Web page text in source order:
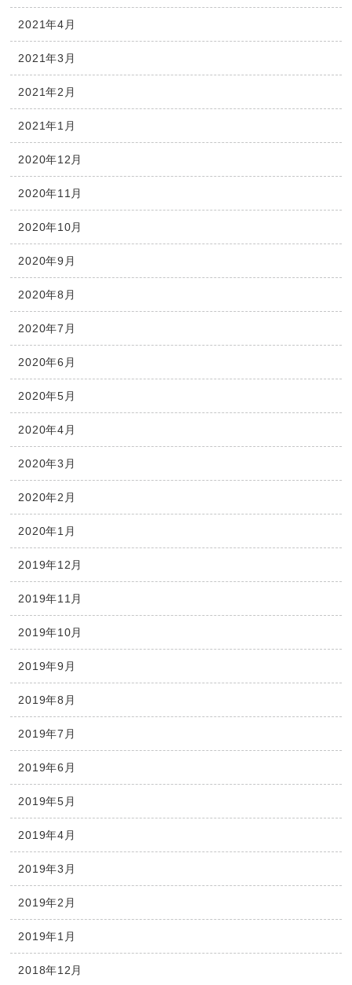
2021年4月
2021年3月
2021年2月
2021年1月
2020年12月
2020年11月
2020年10月
2020年9月
2020年8月
2020年7月
2020年6月
2020年5月
2020年4月
2020年3月
2020年2月
2020年1月
2019年12月
2019年11月
2019年10月
2019年9月
2019年8月
2019年7月
2019年6月
2019年5月
2019年4月
2019年3月
2019年2月
2019年1月
2018年12月